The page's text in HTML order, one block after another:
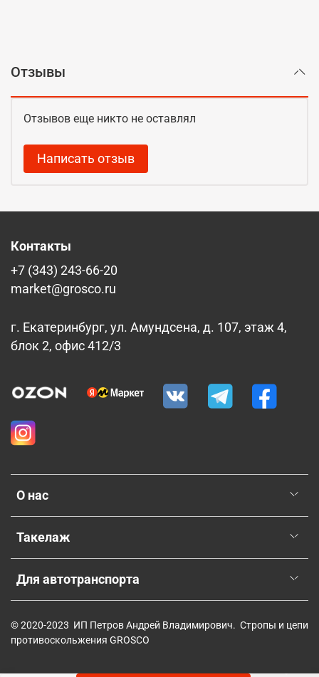
Отзывы
Отзывов еще никто не оставлял
Написать отзыв
О нас
Такелаж
Для автотранспорта
Контакты
+7 (343) 243-66-20
market@grosco.ru
г. Екатеринбург, ул. Амундсена, д. 107, этаж 4,
блок 2, офис 412/3
© 2020-2023 ИП Петров Андрей Владимирович. Стропы и цепи
противоскольжения GROSCO